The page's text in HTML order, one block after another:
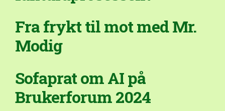
Fra frykt til mot med Mr.
Modig
Sofaprat om AI på
Brukerforum 2024